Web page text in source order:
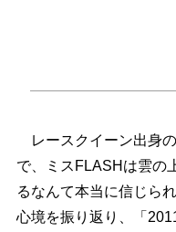
レースクイーン出身
で、ミスFLASHは雲の
るなんて本当に信じら
心境を振り返り、「